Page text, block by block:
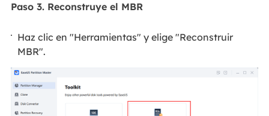
Paso 3. Reconstruye el MBR
Haz clic en "Herramientas" y elige "Reconstruir
MBR".